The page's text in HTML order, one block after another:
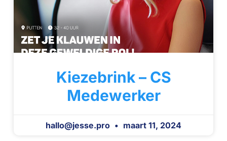
Kiezebrink – CS
Medewerker
hallo@jesse.pro maart 11, 2024